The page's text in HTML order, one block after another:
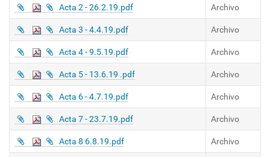
Acta 2 - 26.2.19.pdf Archivo
Acta 3 - 4.4.19.pdf Archivo
Acta 4 - 9.5.19.pdf Archivo
Acta 5 - 13.6.19 .pdf Archivo
Acta 6 - 4.7.19.pdf Archivo
Acta 7 - 23.7.19.pdf Archivo
Acta 8 6.8.19.pdf Archivo